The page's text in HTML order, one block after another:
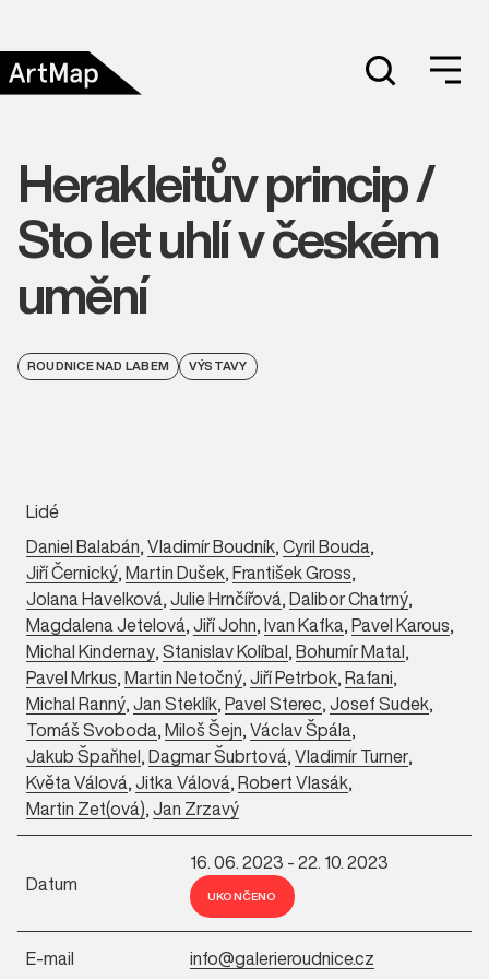
Herakleitův princip /
Sto let uhlí v českém
umění
ROUDNICE NAD LABEM VÝSTAVY
Lidé
Daniel Balabán,Vladimír Boudník,Cyril Bouda,
Jiří Černický,Martin Dušek,František Gross,
Jolana Havelková,Julie Hrnčířová,Dalibor Chatrný,
Magdalena Jetelová,Jiří John,Ivan Kafka,Pavel Karous,
Michal Kindernay,Stanislav Kolíbal,Bohumír Matal,
Pavel Mrkus,Martin Netočný,Jiří Petrbok,Rafani,
Michal Ranný,Jan Steklík,Pavel Sterec,Josef Sudek,
Tomáš Svoboda,Miloš Šejn,Václav Špála,
Jakub Špaňhel,Dagmar Šubrtová,Vladimír Turner,
Květa Válová,Jitka Válová,Robert Vlasák,
Martin Zet(ová),Jan Zrzavý
Datum
16. 06. 2023 - 22. 10. 2023
UKONČENO
E-mail info@galerieroudnice.cz